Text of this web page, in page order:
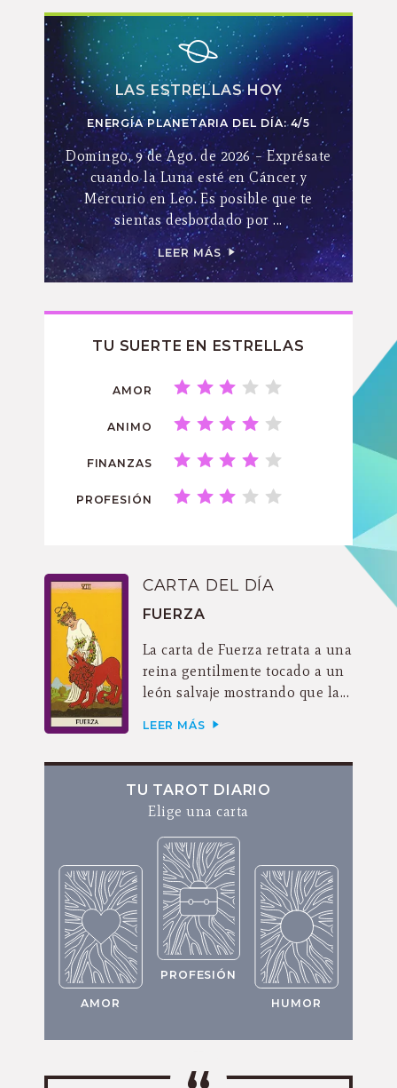
LAS ESTRELLAS HOY
ENERGÍA PLANETARIA DEL DÍA: 4/5
Domingo, 9 de Ago. de 2026 – Exprésate
cuando la Luna esté en Cáncer y
Mercurio en Leo. Es posible que te
sientas desbordado por ...
LEER MÁS
TU SUERTE EN ESTRELLAS
AMOR
ANIMO
FINANZAS
PROFESIÓN
CARTA DEL DÍA
FUERZA
La carta de Fuerza retrata a una
reina gentilmente tocado a un
león salvaje mostrando que la...
LEER MÁS
TU TAROT DIARIO
Elige una carta
AMOR
PROFESIÓN
HUMOR